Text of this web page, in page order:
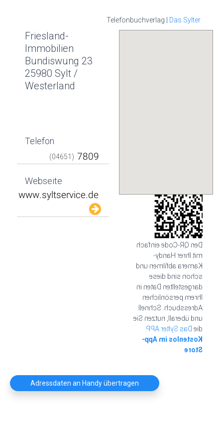
Telefonbuchverlag | Das Sylter
Friesland-
Immobilien
Bundiswung 23
25980 Sylt /
Westerland
Telefon
(04651)
Webseite
Den QR-Code einfach
mit Ihrer Handy-
Kamera abfilmen und
schon sind diese
dargestellten Daten in
Ihrem persönlichen
Adressbuch. Schnell
und überall, nutzen Sie
die
Das Sylter APP.
Kostenlos im App-
Store
Adressdaten an Handy übertragen